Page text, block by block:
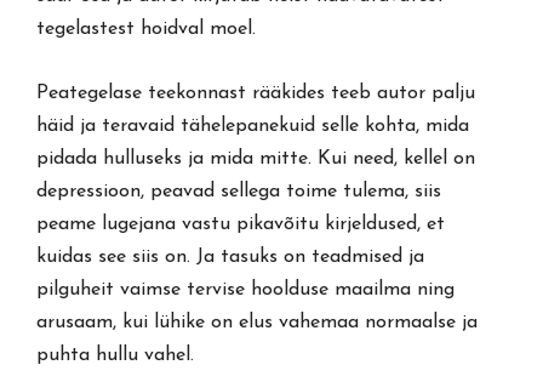
tegelastest hoidval moel.
Peategelase teekonnast rääkides teeb autor palju
häid ja teravaid tähelepanekuid selle kohta, mida
pidada hulluseks ja mida mitte. Kui need, kellel on
depressioon, peavad sellega toime tulema, siis
peame lugejana vastu pikavõitu kirjeldused, et
kuidas see siis on. Ja tasuks on teadmised ja
pilguheit vaimse tervise hoolduse maailma ning
arusaam, kui lühike on elus vahemaa normaalse ja
puhta hullu vahel.